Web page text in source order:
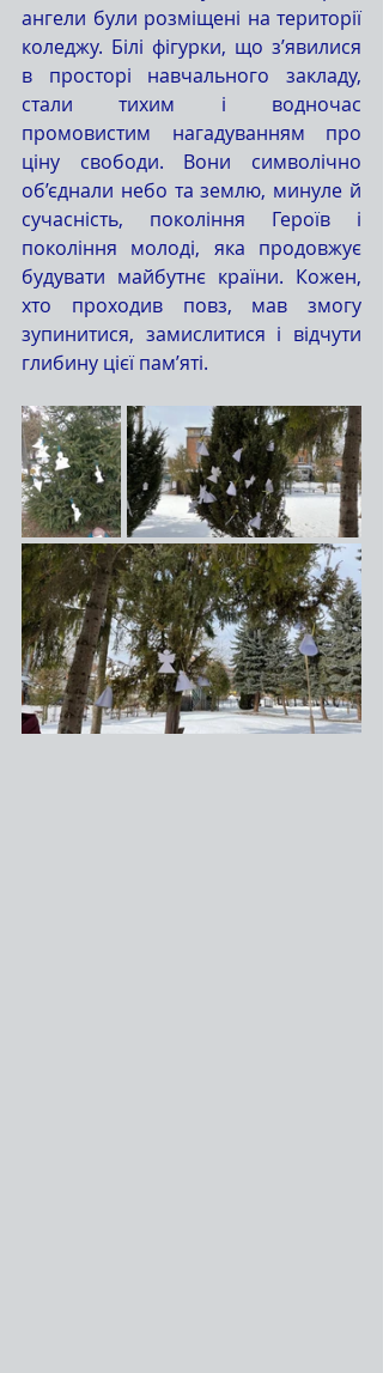
ангели були розміщені на території
коледжу. Білі фігурки, що з’явилися
в просторі навчального закладу,
стали тихим і водночас
промовистим нагадуванням про
ціну свободи. Вони символічно
об’єднали небо та землю, минуле й
сучасність, покоління Героїв і
покоління молоді, яка продовжує
будувати майбутнє країни. Кожен,
хто проходив повз, мав змогу
зупинитися, замислитися і відчути
глибину цієї пам’яті.